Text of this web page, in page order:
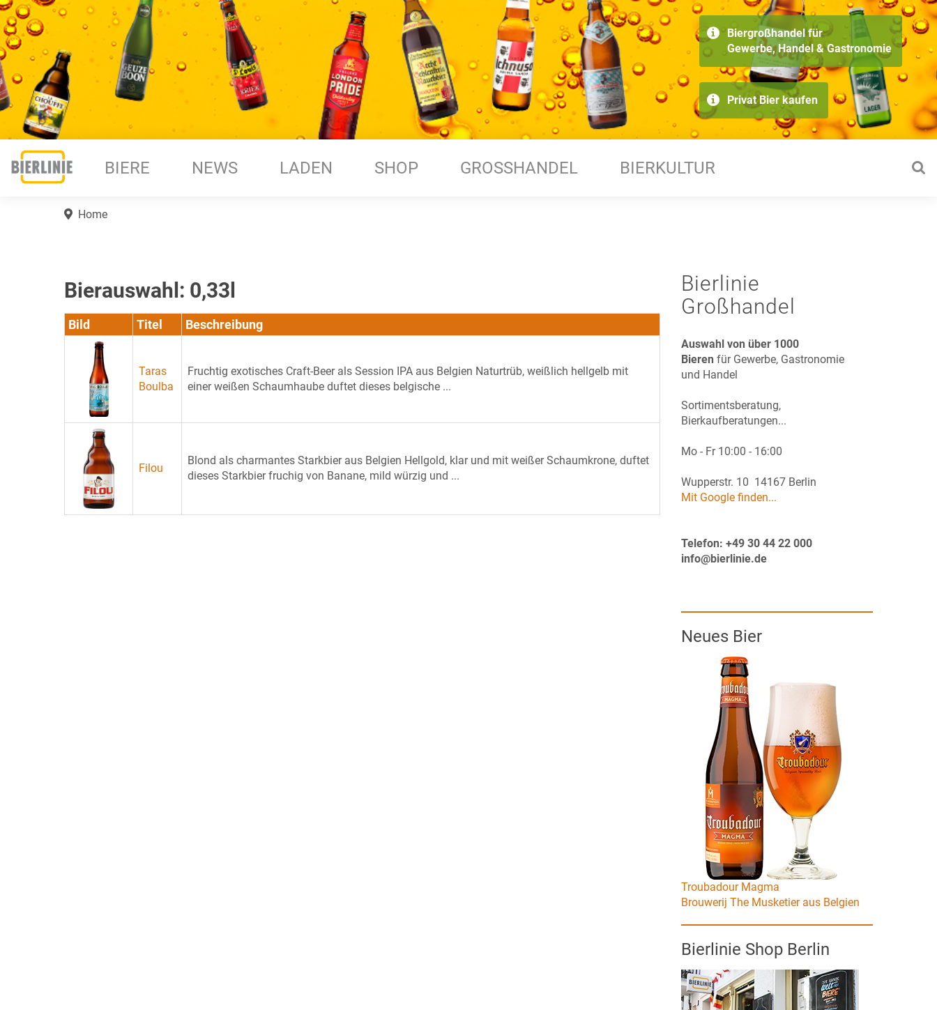
Biergroßhandel für
Gewerbe, Handel & Gastronomie
Privat Bier kaufen
BIERE NEWS LADEN SHOP GROSSHANDEL BIERKULTUR
Home
Bierlinie
Großhandel
Auswahl von über 1000
Bieren für Gewerbe, Gastronomie
und Handel
Sortimentsberatung,
Bierkaufberatungen...
Mo - Fr 10:00 - 16:00
Wupperstr. 10 14167 Berlin
Mit Google finden...
Telefon: +49 30 44 22 000
info@bierlinie.de
Neues Bier
Troubadour Magma
Brouwerij The Musketier aus Belgien
Bierlinie Shop Berlin
Bierauswahl: 0,33l
Bild Titel Beschreibung
Taras
Boulba
Fruchtig exotisches Craft-Beer als Session IPA aus Belgien Naturtrüb, weißlich hellgelb mit
einer weißen Schaumhaube duftet dieses belgische ...
Filou
Blond als charmantes Starkbier aus Belgien Hellgold, klar und mit weißer Schaumkrone, duftet
dieses Starkbier fruchig von Banane, mild würzig und ...